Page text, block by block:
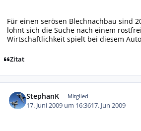
Für einen serösen Blechnachbau sind
lohnt sich die Suche nach einem
Wirtschaftlichkeit spielt bei diesem
Zitat
StephanK Mitglied
17. Juni 2009 um 16:3617. Jun 2009